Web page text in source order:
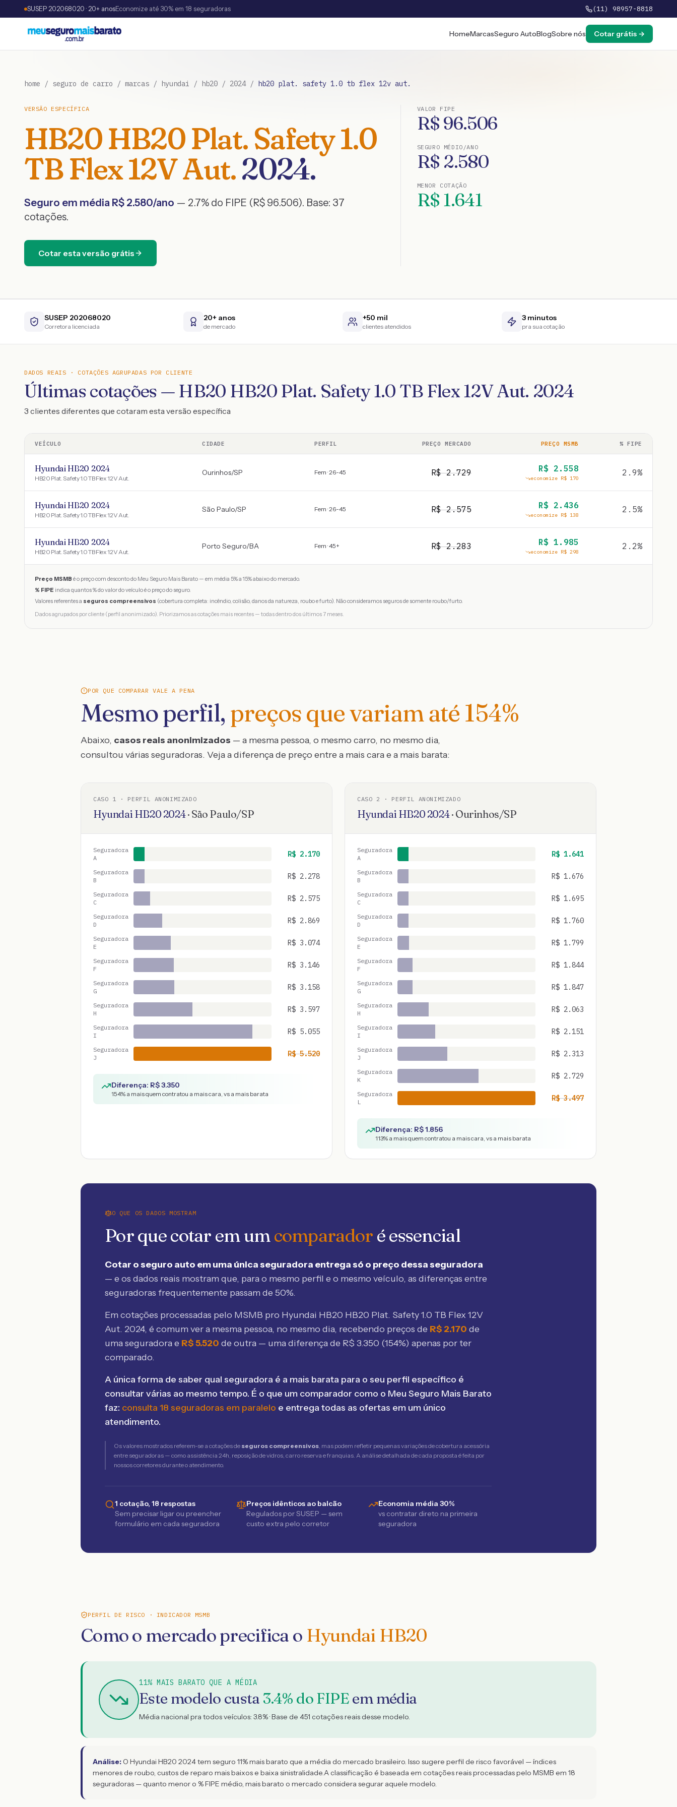
SUSEP 202068020 · 20+ anosEconomize até 30% em 18 seguradoras (11) 98957-8818
HomeMarcasSeguro AutoBlogSobre nós Cotar grátis →
home / seguro de carro / marcas / hyundai / hb20 / 2024/ hb20 plat. safety 1.0 tb flex 12v aut.
VERSÃO ESPECÍFICA
HB20HB20 Plat. Safety 1.0
TB Flex 12V Aut.2024.
Seguro em média R$ 2.580/ano — 2.7% do FIPE (R$ 96.506). Base: 37
cotações.
Cotar esta versão grátis
VALOR FIPE
R$ 96.506
SEGURO MÉDIO/ANO
R$ 2.580
MENOR COTAÇÃO
R$ 1.641
SUSEP 202068020
Corretora licenciada
20+ anos
de mercado
+50 mil
clientes atendidos
3 minutos
pra sua cotação
DADOS REAIS · COTAÇÕES AGRUPADAS POR CLIENTE
Últimas cotações — HB20 HB20 Plat. Safety 1.0 TB Flex 12V Aut. 2024
3 clientes diferentes que cotaram esta versão específica
VEÍCULO CIDADE PERFIL PREÇO MERCADO PREÇO MSMB % FIPE
Hyundai HB20 2024
HB20 Plat. Safety 1.0 TB Flex 12V Aut.
Ourinhos/SP Fem · 26-45 R$2.729 R$ 2.558
economize R$ 170
2.9%
Hyundai HB20 2024
HB20 Plat. Safety 1.0 TB Flex 12V Aut.
São Paulo/SP Fem · 26-45 R$2.575 R$ 2.436
economize R$ 138
2.5%
Hyundai HB20 2024
HB20 Plat. Safety 1.0 TB Flex 12V Aut.
Porto Seguro/BA Fem · 45+ R$2.283 R$ 1.985
economize R$ 298
2.2%
Preço MSMB é o preço com desconto do Meu Seguro Mais Barato — em média 5% a 15% abaixo do mercado.
% FIPE indica quantos % do valor do veículo é o preço do seguro.
Valores referentes a seguros compreensivos (cobertura completa: incêndio, colisão, danos da natureza, roubo e furto). Não consideramos seguros de somente roubo/furto.
Dados agrupados por cliente (perfil anonimizado). Priorizamos as cotações mais recentes — todas dentro dos últimos 7 meses.
POR QUE COMPARAR VALE A PENA
Mesmo perfil, preços que variam até 154%
Abaixo, casos reais anonimizados — a mesma pessoa, o mesmo carro, no mesmo dia,
consultou várias seguradoras. Veja a diferença de preço entre a mais cara e a mais barata:
CASO 1 · PERFIL ANONIMIZADO
Hyundai HB202024· São Paulo/SP
Seguradora
A
R$ 2.170
Seguradora
B
R$ 2.278
Seguradora
C
R$ 2.575
Seguradora
D
R$ 2.869
Seguradora
E
R$ 3.074
Seguradora
F
R$ 3.146
Seguradora
G
R$ 3.158
Seguradora
H
R$ 3.597
Seguradora
I
R$ 5.055
Seguradora
J
R$5.520
Diferença: R$3.350
154% a mais quem contratou a mais cara, vs a mais barata
CASO 2 · PERFIL ANONIMIZADO
Hyundai HB202024· Ourinhos/SP
Seguradora
A
R$ 1.641
Seguradora
B
R$ 1.676
Seguradora
C
R$ 1.695
Seguradora
D
R$ 1.760
Seguradora
E
R$ 1.799
Seguradora
F
R$ 1.844
Seguradora
G
R$ 1.847
Seguradora
H
R$ 2.063
Seguradora
I
R$ 2.151
Seguradora
J
R$ 2.313
Seguradora
K
R$ 2.729
Seguradora
L
R$3.497
Diferença: R$1.856
113% a mais quem contratou a mais cara, vs a mais barata
O QUE OS DADOS MOSTRAM
Por que cotar em umcomparador é essencial
Cotar o seguro auto em uma única seguradora entrega só o preço dessa seguradora
— e os dados reais mostram que, para o mesmo perfil e o mesmo veículo, as diferenças entre
seguradoras frequentemente passam de 50%.
Em cotações processadas pelo MSMB pro Hyundai HB20 HB20 Plat. Safety 1.0 TB Flex 12V
Aut. 2024, é comum ver a mesma pessoa, no mesmo dia, recebendo preços de R$ 2.170 de
uma seguradora e R$5.520 de outra — uma diferença de R$ 3.350 (154%) apenas por ter
comparado.
A única forma de saber qual seguradora é a mais barata para o seu perfil específico é
consultar várias ao mesmo tempo. É o que um comparador como o Meu Seguro Mais Barato
faz: consulta 18 seguradoras em paralelo e entrega todas as ofertas em um único
atendimento.
Os valores mostrados referem-se a cotações de seguros compreensivos, mas podem refletir pequenas variações de cobertura acessória
entre seguradoras — como assistência 24h, reposição de vidros, carro reserva e franquias. A análise detalhada de cada proposta é feita por
nossos corretores durante o atendimento.
1 cotação, 18 respostas
Sem precisar ligar ou preencher
formulário em cada seguradora
Preços idênticos ao balcão
Regulados por SUSEP — sem
custo extra pelo corretor
Economia média 30%
vs contratar direto na primeira
seguradora
PERFIL DE RISCO · INDICADOR MSMB
Como o mercado precifica o Hyundai HB20
11% MAIS BARATO QUE A MÉDIA
Este modelo custa 3.4% do FIPEem média
Média nacional pra todos veículos: 3.8% · Base de 451 cotações reais desse modelo.
Análise: O Hyundai HB20 2024 tem seguro 11% mais barato que a média do mercado brasileiro. Isso sugere perfil de risco favorável — índices
menores de roubo, custos de reparo mais baixos e baixa sinistralidade.A classificação é baseada em cotações reais processadas pelo MSMB em 18
seguradoras — quanto menor o % FIPE médio, mais barato o mercado considera segurar aquele modelo.